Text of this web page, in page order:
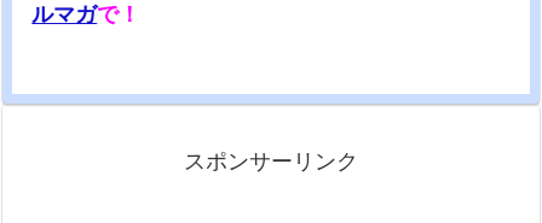
ルマガで！
スポンサーリンク